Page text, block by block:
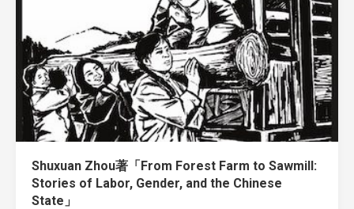
Shuxuan Zhou著「From Forest Farm to Sawmill:
Stories of Labor, Gender, and the Chinese
State」